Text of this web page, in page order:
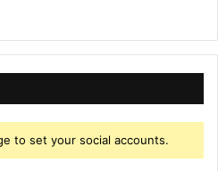
to set your social accounts.